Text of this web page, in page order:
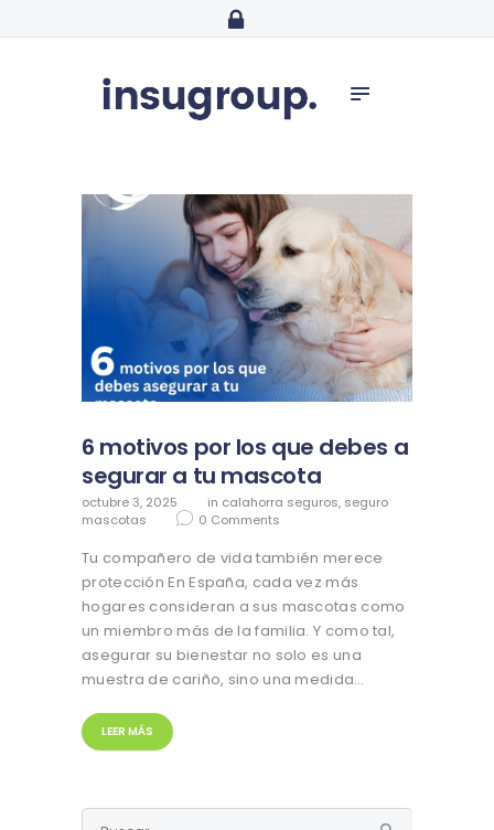
Somos tu Correduría de confianza. Atención personalizada.
PERSONALES
OFICINA VIRTUAL
HABLAMOS
BLOG
6 motivos por los que debes a
segurar a tu mascota
octubre 3, 2025 in calahorra seguros, seguro
mascotas
0 Comments
Tu compañero de vida también merece
protección En España, cada vez más
hogares consideran a sus mascotas como
un miembro más de la familia. Y como tal,
asegurar su bienestar no solo es una
muestra de cariño, sino una medida…
LEER MÁS